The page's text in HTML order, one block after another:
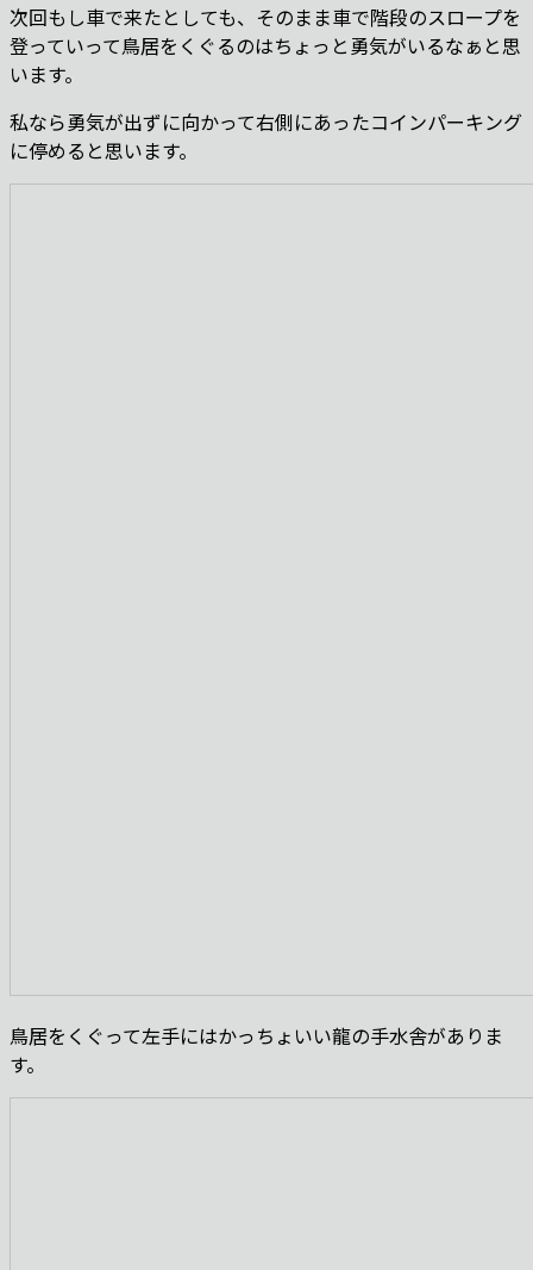
次回もし車で来たとしても、そのまま車で階段のスロープを
登っていって鳥居をくぐるのはちょっと勇気がいるなぁと思
います。
私なら勇気が出ずに向かって右側にあったコインパーキング
に停めると思います。
鳥居をくぐって左手にはかっちょいい龍の手水舎がありま
す。